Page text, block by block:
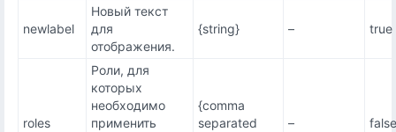
newlabel
Новый текст
для
отображения.
{string} – true
roles
Роли, для
которых
необходимо
применить
{comma
separated
– false